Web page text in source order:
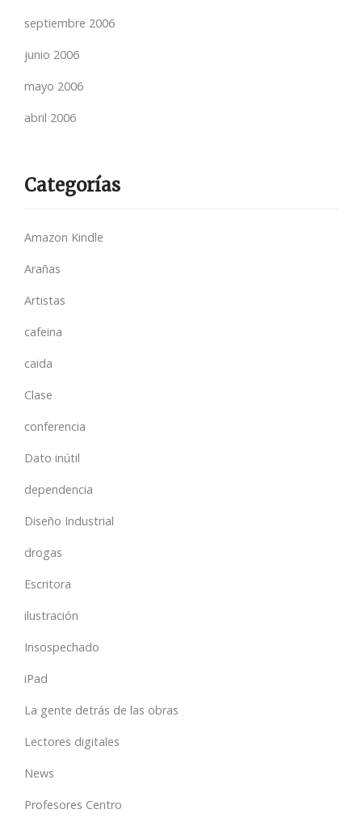
septiembre 2006
junio 2006
mayo 2006
abril 2006
Categorías
Amazon Kindle
Arañas
Artistas
cafeina
caida
Clase
conferencia
Dato inútil
dependencia
Diseño Industrial
drogas
Escritora
ilustración
Insospechado
iPad
La gente detrás de las obras
Lectores digitales
News
Profesores Centro